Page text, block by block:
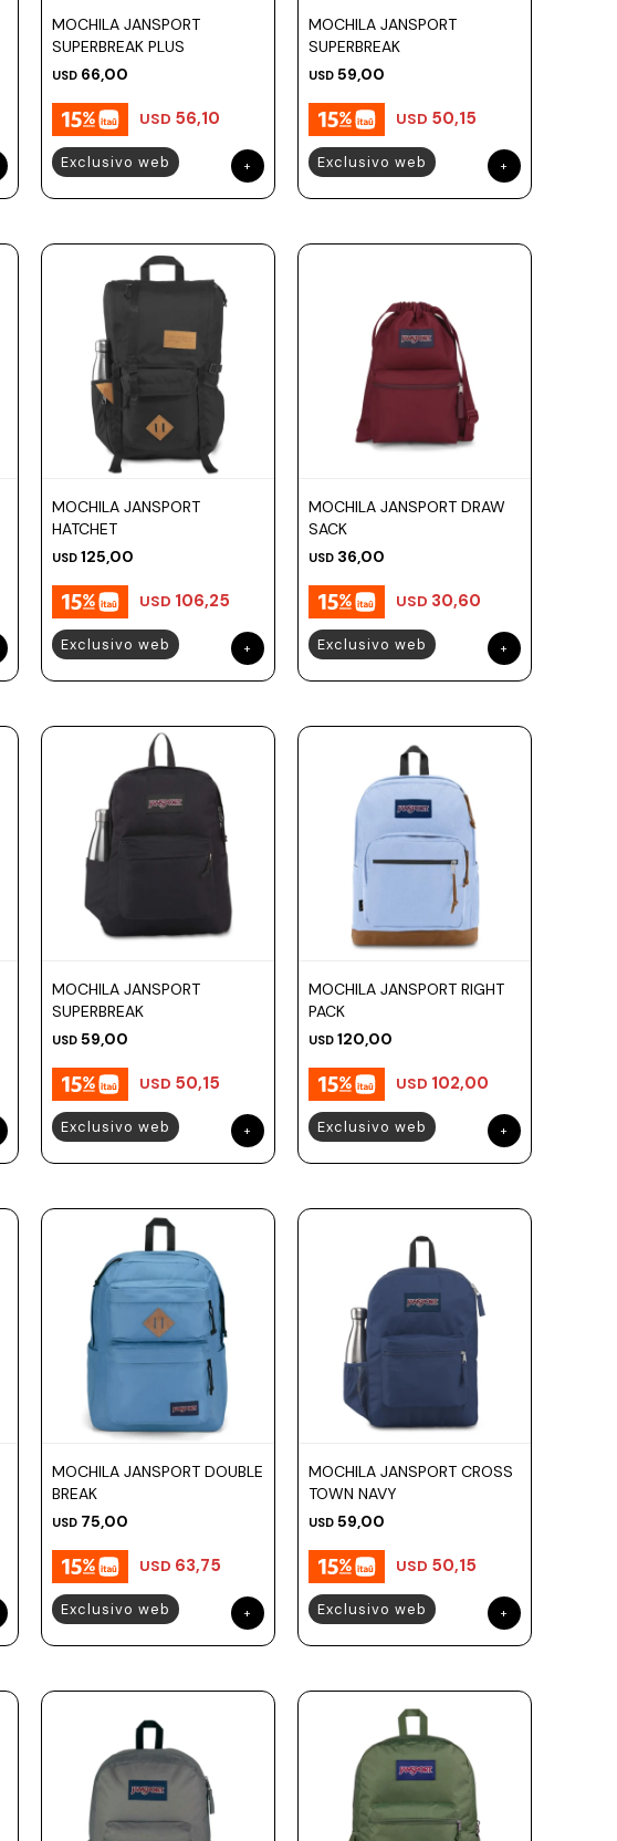
MOCHILA JANSPORT
SUPERBREAK PLUS
USD 66,00
USD 56,10
Exclusivo web
MOCHILA JANSPORT
SUPERBREAK
USD 59,00
USD 50,15
Exclusivo web
MOCHILA JANSPORT
HATCHET
USD 125,00
USD 106,25
Exclusivo web
MOCHILA JANSPORT DRAW
SACK
USD 36,00
USD 30,60
Exclusivo web
MOCHILA JANSPORT
SUPERBREAK
USD 59,00
USD 50,15
Exclusivo web
MOCHILA JANSPORT RIGHT
PACK
USD 120,00
USD 102,00
Exclusivo web
MOCHILA JANSPORT DOUBLE
BREAK
USD 75,00
USD 63,75
Exclusivo web
MOCHILA JANSPORT CROSS
TOWN NAVY
USD 59,00
USD 50,15
Exclusivo web